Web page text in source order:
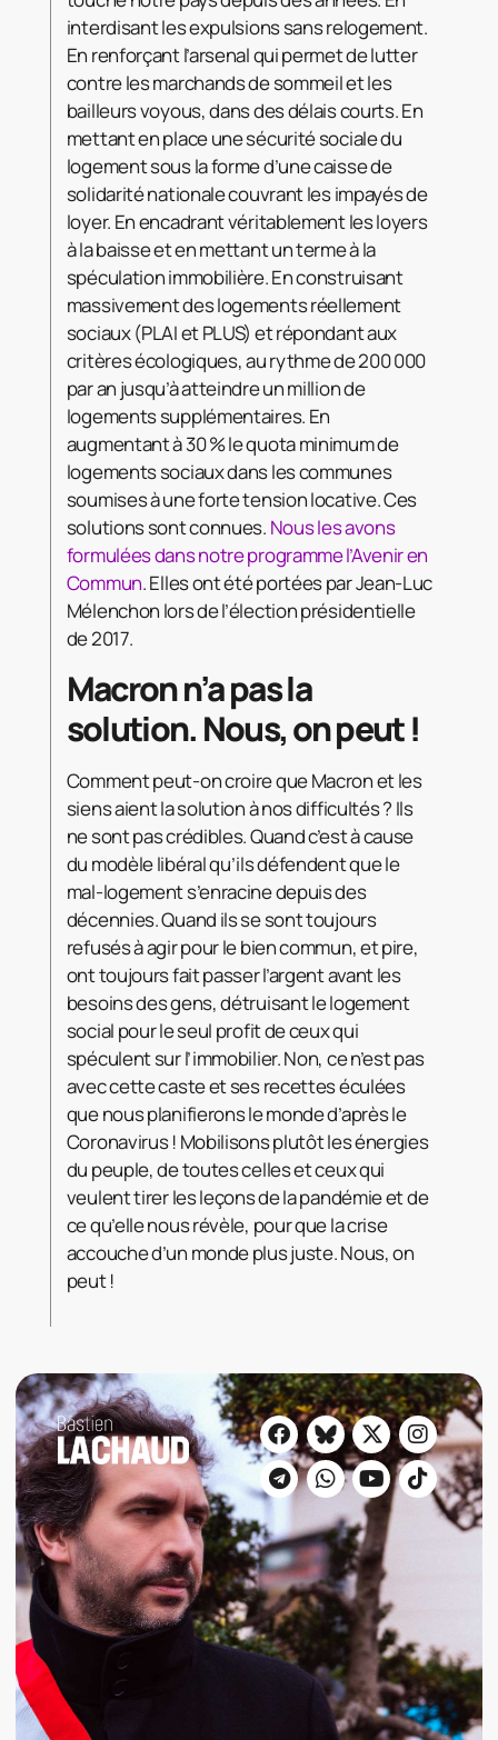
interdisant les expulsions sans relogement.
En renforçant l’arsenal qui permet de lutter
contre les marchands de sommeil et les
bailleurs voyous, dans des délais courts. En
mettant en place une sécurité sociale du
logement sous la forme d’une caisse de
solidarité nationale couvrant les impayés de
loyer. En encadrant véritablement les loyers
à la baisse et en mettant un terme à la
spéculation immobilière. En construisant
massivement des logements réellement
sociaux (PLAI et PLUS) et répondant aux
critères écologiques, au rythme de 200 000
par an jusqu’à atteindre un million de
logements supplémentaires. En
augmentant à 30 % le quota minimum de
logements sociaux dans les communes
soumises à une forte tension locative. Ces
solutions sont connues. Nous les avons
formulées dans notre programme l’Avenir en
Commun. Elles ont été portées par Jean-Luc
Mélenchon lors de l’élection présidentielle
de 2017.
Macron n’a pas la
solution. Nous, on peut !
Comment peut-on croire que Macron et les
siens aient la solution à nos difficultés ? Ils
ne sont pas crédibles. Quand c’est à cause
du modèle libéral qu’ils défendent que le
mal-logement s’enracine depuis des
décennies. Quand ils se sont toujours
refusés à agir pour le bien commun, et pire,
ont toujours fait passer l’argent avant les
besoins des gens, détruisant le logement
social pour le seul profit de ceux qui
spéculent sur l’immobilier. Non, ce n’est pas
avec cette caste et ses recettes éculées
que nous planifierons le monde d’après le
Coronavirus ! Mobilisons plutôt les énergies
du peuple, de toutes celles et ceux qui
veulent tirer les leçons de la pandémie et de
ce qu’elle nous révèle, pour que la crise
accouche d’un monde plus juste. Nous, on
peut !